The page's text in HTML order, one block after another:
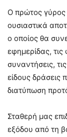
Ο πρώτος γύρος
ουσιαστικά
ο οποίος θα
εφημερίδας, τις
συναντήσεις,
είδους δράσεις
διατύπωση
Σταθερή μας
εξόδου από τη